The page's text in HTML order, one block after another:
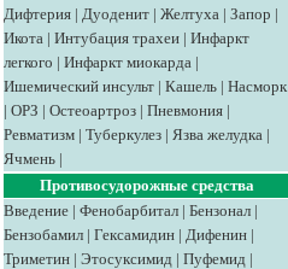
Дифтерия | Дуоденит | Желтуха | Запор |
Икота | Интубация трахеи | Инфаркт
легкого | Инфаркт миокарда |
Ишемический инсульт | Кашель | Насморк
| ОРЗ | Остеоартроз | Пневмония |
Ревматизм | Туберкулез | Язва желудка |
Ячмень |
Противосудорожные средства
Введение | Фенобарбитал | Бензонал |
Бензобамил | Гексамидин | Дифенин |
Триметин | Этосуксимид | Пуфемид |